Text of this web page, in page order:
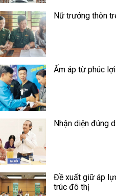
Nữ trưởng thôn
Ấm áp từ phúc
Nhận diện đúng
Đề xuất giữ áp
trúc đô thị